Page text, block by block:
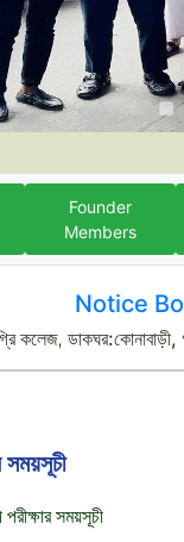
Founder
Members
Notice
কলেজ,
সময়সূচী
পরীক্ষার সময়সূচী